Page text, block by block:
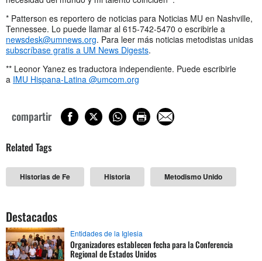
* Patterson es reportero de noticias para Noticias MU en Nashville,
Tennessee. Lo puede llamar al 615-742-5470 o escribirle a
newsdesk@umnews.org. Para leer más noticias metodistas unidas
subscríbase gratis a UM News Digests.
** Leonor Yanez es traductora independiente. Puede escribirle
a IMU Hispana-Latina @umcom.org
compartir
Related Tags
Historias de Fe Historia Metodismo Unido
Destacados
Entidades de la Iglesia
Organizadores establecen fecha para la Conferencia
Regional de Estados Unidos